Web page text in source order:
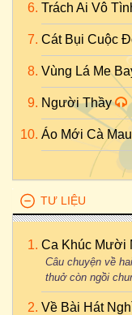
Trách Ai Vô
Cát Bụi Cuộc
Vùng Lá Me
Người Thầy
Áo Mới Cà Mau
TƯ LIỆU
Ca Khúc Mười
Câu chuyện về
thuở còn ngồi
Về Bài Hát